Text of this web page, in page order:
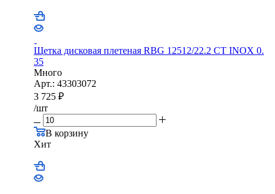
Щетка дисковая плетеная RBG 12512/22.2 CТ INOX 0.
35
Много
Арт.: 43303072
3 725 ₽
/шт
В корзину
Хит